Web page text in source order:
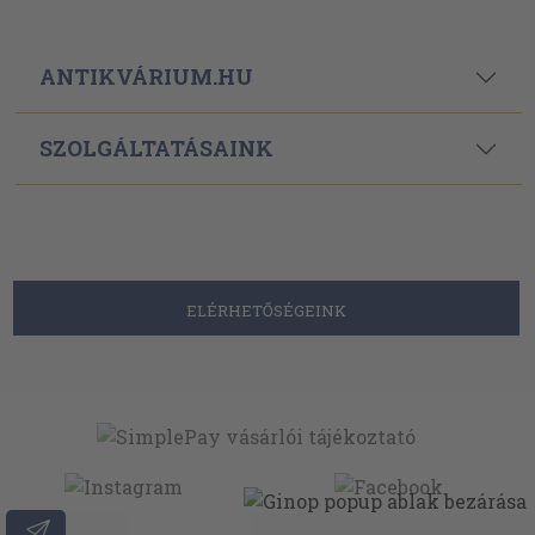
ANTIKVÁRIUM.HU
SZOLGÁLTATÁSAINK
ELÉRHETŐSÉGEINK